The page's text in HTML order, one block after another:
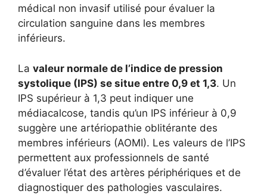
médical non invasif utilisé pour évaluer la
circulation sanguine dans les membres
inférieurs.
La valeur normale de l’indice de pression
systolique (IPS) se situe entre 0,9 et 1,3. Un
IPS supérieur à 1,3 peut indiquer une
médiacalcose, tandis qu’un IPS inférieur à 0,9
suggère une artériopathie oblitérante des
membres inférieurs (AOMI). Les valeurs de l’IPS
permettent aux professionnels de santé
d’évaluer l’état des artères périphériques et de
diagnostiquer des pathologies vasculaires.